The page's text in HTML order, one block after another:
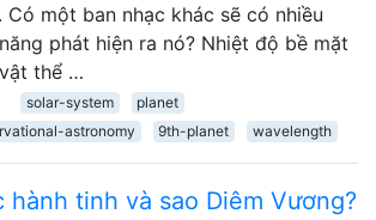
Có một ban nhạc khác sẽ có nhiều
phát hiện ra nó? Nhiệt độ bề mặt
thể …
solar-system
planet
astronomy
9th-planet wavelength
hành tinh và sao Diêm Vương?